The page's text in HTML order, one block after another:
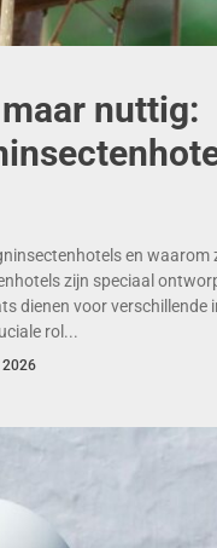
nuttig:
en waarom
zijn speciaal
dienen voor verschillende
rol...